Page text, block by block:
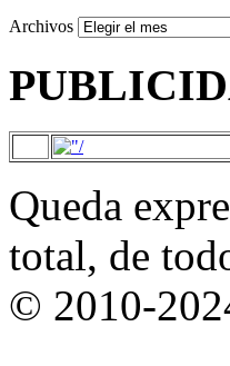
Archivos
Queda
total, de
© 2010-